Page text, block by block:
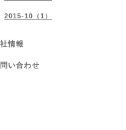
2015-10（1）
情報
い合わせ